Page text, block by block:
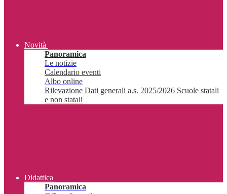
Novità
Panoramica
Le notizie
Calendario eventi
Albo online
Rilevazione Dati generali a.s. 2025/2026 Scuole statali
e non statali
Didattica
Panoramica